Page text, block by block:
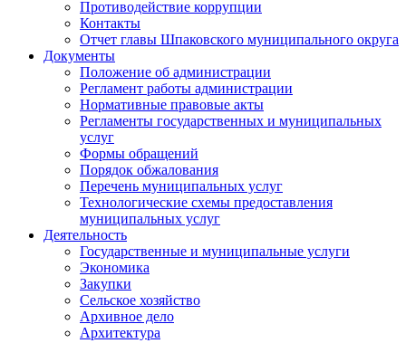
Противодействие коррупции
Контакты
Отчет главы Шпаковского муниципального округа
Документы
Положение об администрации
Регламент работы администрации
Нормативные правовые акты
Регламенты государственных и муниципальных
услуг
Формы обращений
Порядок обжалования
Перечень муниципальных услуг
Технологические схемы предоставления
муниципальных услуг
Деятельность
Государственные и муниципальные услуги
Экономика
Закупки
Сельское хозяйство
Архивное дело
Архитектура